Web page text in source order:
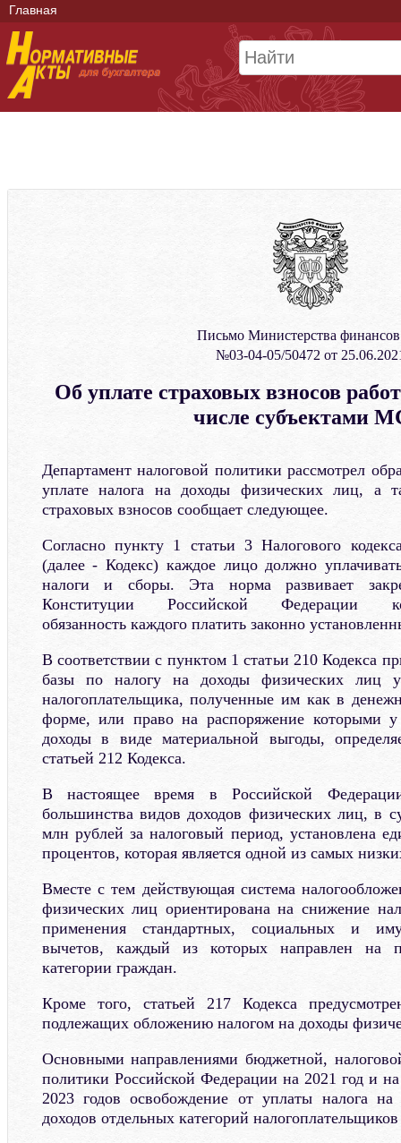
Главная
Письмо Министерства
№03-04-05/50472 от
Об уплате страховых взносов
числе субъектами
Департамент налоговой политики рассмотрел
уплате налога на доходы физических лиц, а
страховых взносов сообщает следующее.
Согласно пункту 1 статьи 3 Налогового
(далее - Кодекс) каждое лицо должно
налоги и сборы. Эта норма развивает
Конституции Российской Федерации
обязанность каждого платить законно
В соответствии с пунктом 1 статьи 210 Кодекса
базы по налогу на доходы физических лиц
налогоплательщика, полученные им как в
форме, или право на распоряжение которыми
доходы в виде материальной выгоды,
статьей 212 Кодекса.
В настоящее время в Российской
большинства видов доходов физических лиц,
млн рублей за налоговый период, установлена
процентов, которая является одной из самых
Вместе с тем действующая система
физических лиц ориентирована на снижение
применения стандартных, социальных и
вычетов, каждый из которых направлен на
категории граждан.
Кроме того, статьей 217 Кодекса
подлежащих обложению налогом на доходы
Основными направлениями бюджетной,
политики Российской Федерации на 2021 год и
2023 годов освобождение от уплаты налога
доходов отдельных категорий